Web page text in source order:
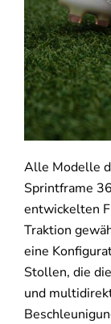
Alle Modelle
Sprintframe
entwickelten
Traktion
eine
Stollen, die
und